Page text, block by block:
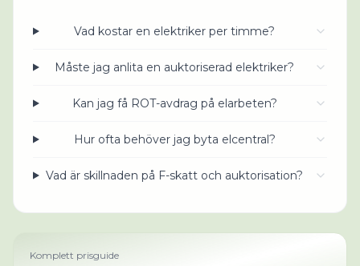
Vad kostar en elektriker per timme?
Måste jag anlita en auktoriserad elektriker?
Kan jag få ROT-avdrag på elarbeten?
Hur ofta behöver jag byta elcentral?
Vad är skillnaden på F-skatt och auktorisation?
Komplett prisguide